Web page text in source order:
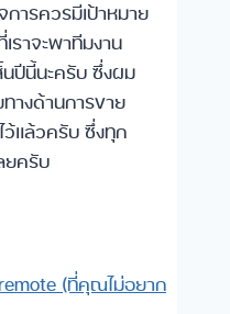
การควรมีเป้าหมาย
ราจะพาทีมงาน
นปีนี้นะครับ ซึ่งผม
างด้านการขาย
ว้แล้วครับ ซึ่งทุก
ยครับ